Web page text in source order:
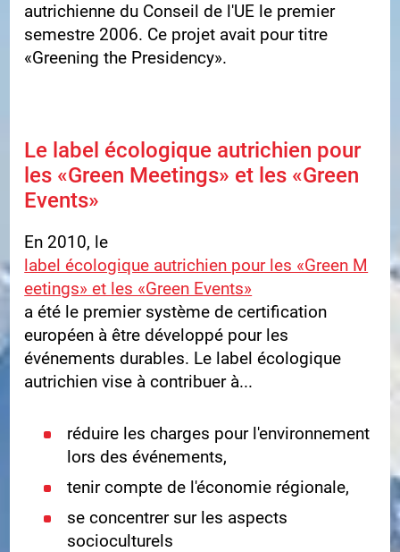
autrichienne du Conseil de l'UE le premier
semestre 2006. Ce projet avait pour titre
«Greening the Presidency».
Le label écologique autrichien pour
les «Green Meetings» et les «Green
Events»
En 2010, le
label écologique autrichien pour les «Green M
eetings» et les «Green Events»
a été le premier système de certification
européen à être développé pour les
événements durables. Le label écologique
autrichien vise à contribuer à...
réduire les charges pour l'environnement
lors des événements,
tenir compte de l'économie régionale,
se concentrer sur les aspects
socioculturels